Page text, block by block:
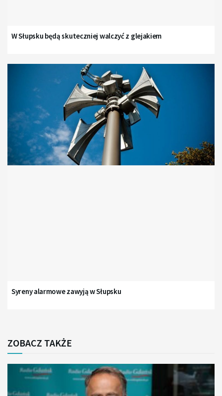
W Słupsku będą skuteczniej walczyć z glejakiem
Syreny alarmowe zawyją w Słupsku
ZOBACZ TAKŻE